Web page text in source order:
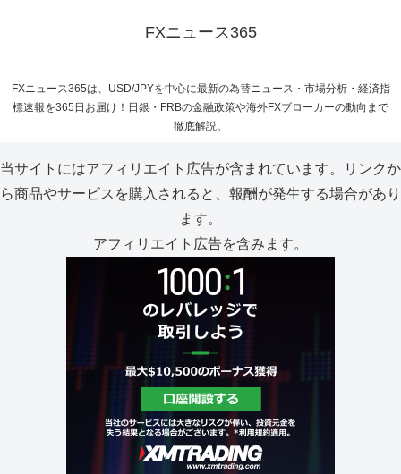
FXニュース365
FXニュース365は、USD/JPYを中心に最新の為替ニュース・市場分析・経済指
標速報を365日お届け！日銀・FRBの金融政策や海外FXブローカーの動向まで
徹底解説。
当サイトにはアフィリエイト広告が含まれています。リンクか
ら商品やサービスを購入されると、報酬が発生する場合があり
ます。
アフィリエイト広告を含みます。